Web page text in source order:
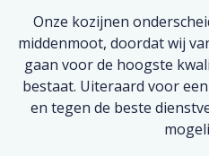
Onze kozijnen
middenmoot, doordat wij
gaan voor de hoogste
bestaat. Uiteraard voor
en tegen de beste